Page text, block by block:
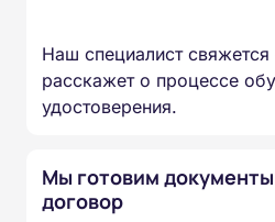
Наш специалист
расскажет о процессе
удостоверения.
Мы готовим
договор